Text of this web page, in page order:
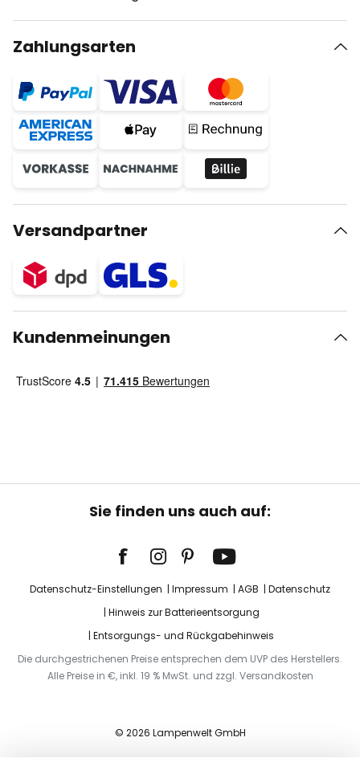
Zahlungsarten
Versandpartner
Kundenmeinungen
Sie finden uns auch auf:
Datenschutz-Einstellungen Impressum AGB
Datenschutz
Hinweis zur Batterieentsorgung
Entsorgungs- und Rückgabehinweis
Die durchgestrichenen Preise entsprechen dem UVP des Herstellers.
Alle Preise in €, inkl. 19 % MwSt. und zzgl. Versandkosten
© 2026 Lampenwelt GmbH